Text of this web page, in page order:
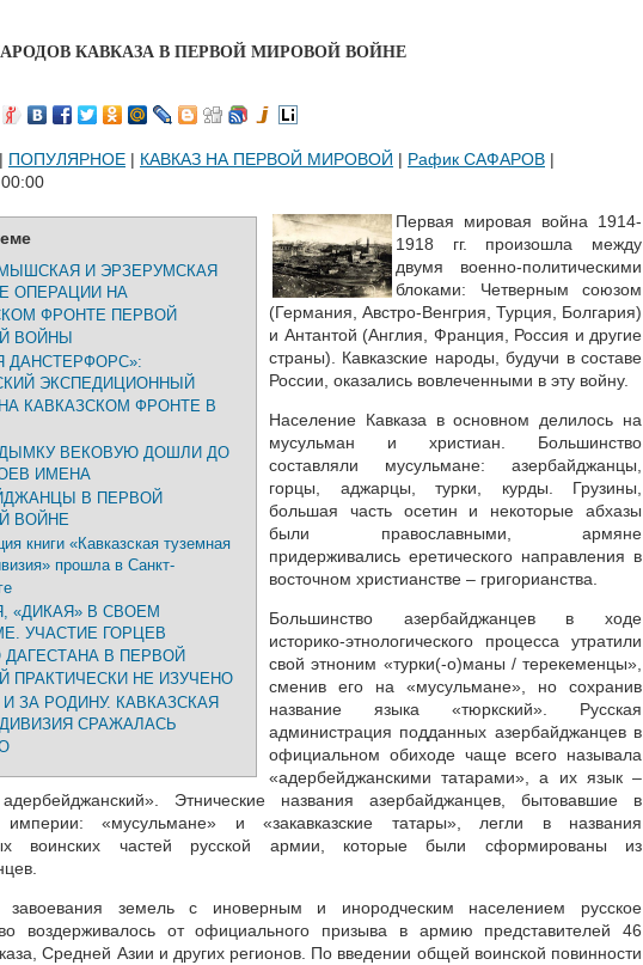
КАВКАЗА В ПЕРВОЙ МИРОВОЙ ВОЙНЕ
| ПОПУЛЯРНОЕ | КАВКАЗ НА ПЕРВОЙ МИРОВОЙ | Рафик САФАРОВ |
И ЭРЗЕРУМСКАЯ
ОПЕРАЦИИ НА
ФРОНТЕ ПЕРВОЙ
ВОЙНЫ
ДАНСТЕРФОРС»:
ЭКСПЕДИЦИОННЫЙ
КАВКАЗСКОМ ФРОНТЕ В
ВЕКОВУЮ ДОШЛИ ДО
ИМЕНА
В ПЕРВОЙ
ВОЙНЕ
книги «Кавказская туземная
прошла в Санкт-
«ДИКАЯ» В СВОЕМ
УЧАСТИЕ ГОРЦЕВ
В ПЕРВОЙ
ПРАКТИЧЕСКИ НЕ ИЗУЧЕНО
ЗА РОДИНУ. КАВКАЗСКАЯ
СРАЖАЛАСЬ
Первая мировая война 1914-
1918 гг. произошла между
двумя военно-политическими
блоками: Четверным союзом
(Германия, Австро-Венгрия, Турция, Болгария)
и Антантой (Англия, Франция, Россия и другие
страны). Кавказские народы, будучи в составе
России, оказались вовлеченными в эту войну.
Население Кавказа в основном делилось на
мусульман и христиан. Большинство
составляли мусульмане: азербайджанцы,
горцы, аджарцы, турки, курды. Грузины,
большая часть осетин и некоторые абхазы
были православными, армяне
придерживались еретического направления в
восточном христианстве – григорианства.
Большинство азербайджанцев в ходе
историко-этнологического процесса утратили
свой этноним «турки(-о)маны / терекеменцы»,
сменив его на «мусульмане», но сохранив
название языка «тюркский». Русская
администрация подданных азербайджанцев в
официальном обиходе чаще всего называла
«адербейджанскими татарами», а их язык –
адербейджанский». Этнические названия азербайджанцев, бытовавшие в
империи: «мусульмане» и «закавказские татары», легли в названия
воинских частей русской армии, которые были сформированы из
земель с иноверным и инородческим населением русское
воздерживалось от официального призыва в армию представителей 46
Средней Азии и других регионов. По введении общей воинской повинности